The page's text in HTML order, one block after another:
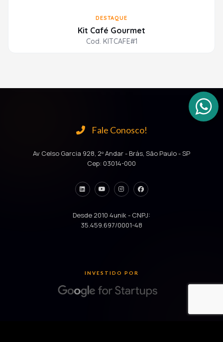
DESTAQUE
Kit Café Gourmet
Cod. KITCAFE#1
Fale Conosco!
Av Celso Garcia 928, 2º Andar - Brás, São Paulo - SP
Cep: 03014-000
Desde 2010 4unik - CNPJ:
35.459.697/0001-48
INVESTIDO POR